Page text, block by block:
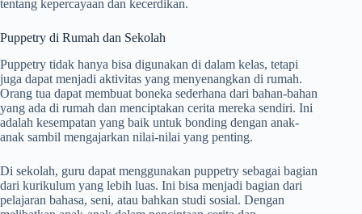
tentang kepercayaan dan kecerdikan.
Puppetry di Rumah dan Sekolah
Puppetry tidak hanya bisa digunakan di dalam kelas, tetapi
juga dapat menjadi aktivitas yang menyenangkan di rumah.
Orang tua dapat membuat boneka sederhana dari bahan-bahan
yang ada di rumah dan menciptakan cerita mereka sendiri. Ini
adalah kesempatan yang baik untuk bonding dengan anak-
anak sambil mengajarkan nilai-nilai yang penting.
Di sekolah, guru dapat menggunakan puppetry sebagai bagian
dari kurikulum yang lebih luas. Ini bisa menjadi bagian dari
pelajaran bahasa, seni, atau bahkan studi sosial. Dengan